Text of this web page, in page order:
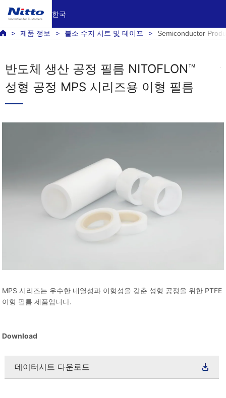
한국
제품 정보 불소 수지 시트 및 테이프 Semiconductor
반도체 생산 공정 필름 NITOFLON™
성형 공정 MPS 시리즈용 이형 필름
MPS 시리즈는 우수한 내열성과 이형성을 갖춘 성형 공정을 위한 PTFE
이형 필름 제품입니다.
Download
데이터시트 다운로드